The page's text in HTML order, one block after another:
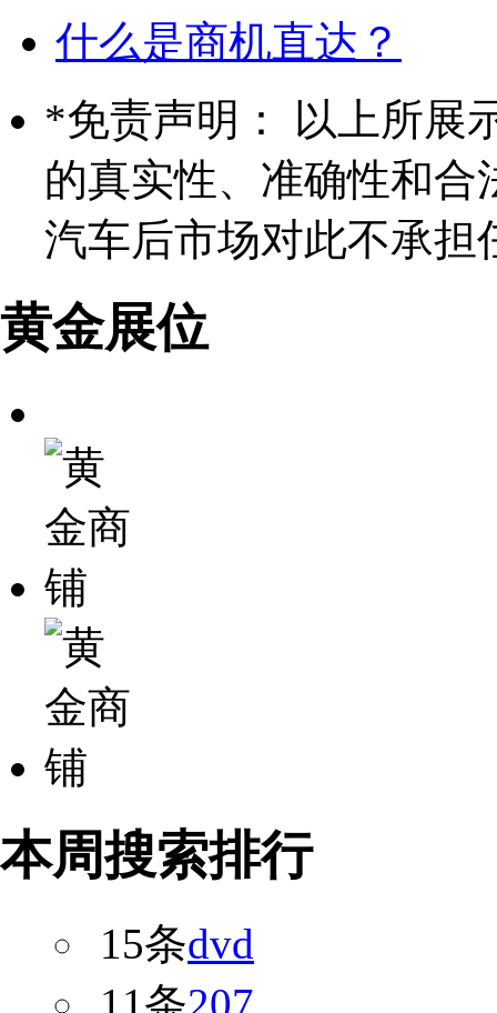
什么是商机直达？
*免责声明： 以上所展
的真实性、准确性和合
汽车后市场对此不承担
黄金展位
本周搜索排行
15条dvd